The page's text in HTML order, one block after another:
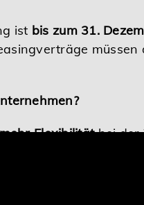
ist bis zum 31.
Flexibilitätbei der